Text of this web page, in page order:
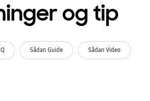
og tip
Sådan Guide Sådan Video